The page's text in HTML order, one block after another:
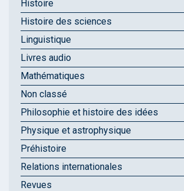
Histoire
Histoire des sciences
Linguistique
Livres audio
Mathématiques
Non classé
Philosophie et histoire des idées
Physique et astrophysique
Préhistoire
Relations internationales
Revues